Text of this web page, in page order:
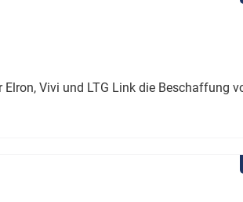
Vivi und LTG Link die Beschaffung